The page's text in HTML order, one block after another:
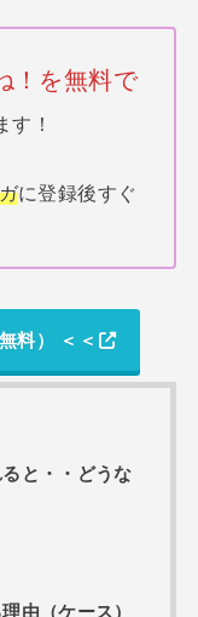
！を無料で
す！
に登録後すぐ
料） ＜＜
と・・どうな
由（ケース）